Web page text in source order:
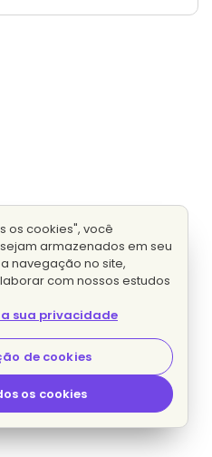
os cookies", você
armazenados em seu
navegação no site,
com nossos estudos
sua privacidade
de cookies
os cookies